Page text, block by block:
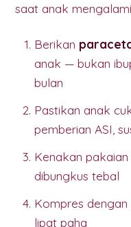
saat anak mengalami
Berikan
anak — bukan
bulan
Pastikan anak
pemberian ASI,
Kenakan
dibungkus tebal
Kompres dengan
lipat paha